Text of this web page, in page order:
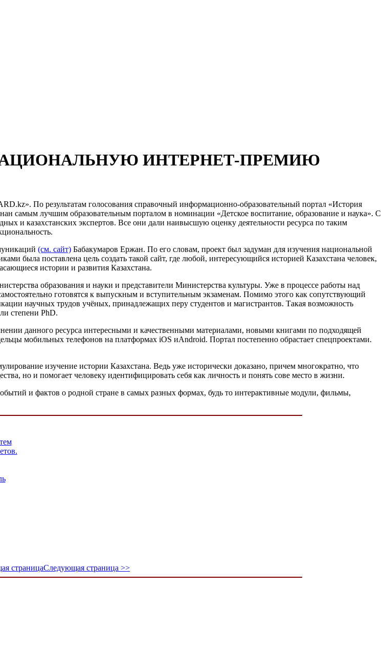
ИНТЕРНЕТ-ПРЕМИЮ
По результатам голосования справочный информационно-образовательный портал «История
самым лучшим образовательным порталом в номинации «Детское воспитание, образование и наука». С
и казахстанских экспертов. Все они дали наивысшую оценку деятельности ресурса по таким
(см. сайт) Бабакумаров Ержан. По его словам, проект был задуман для изучения национальной
была поставлена цель создать такой сайт, где любой, интересующийся историей Казахстана человек,
истории и развития Казахстана.
образования и науки и представители Министерства культуры. Уже в процессе работы над
готовятся к выпускным и вступительным экзаменам. Помимо этого как сопутствующий
научных трудов учёных, принадлежащих перу студентов и магистрантов. Такая возможность
степени PhD.
данного ресурса интересными и качественными материалами, новыми книгами по подходящей
мобильных телефонов на платформах iOS иAndroid. Портал постепенно обрастает спецпроектами.
изучение истории Казахстана. Ведь уже исторически доказано, причем многократно, что
но и помогает человеку идентифицировать себя как личность и понять сове место в жизни.
и фактов о родной стране в самых разных формах, будь то интерактивные модули, фильмы,
страницаСледующая страница >>